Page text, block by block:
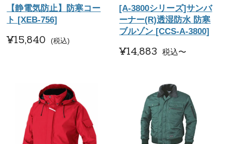
【静電気防止】防寒コー
ト [XEB-756]
¥15,840 税込
[A-3800シリーズ]サンバ
ーナー(R)透湿防水 防寒
ブルゾン [CCS-A-3800]
¥14,883 税込〜